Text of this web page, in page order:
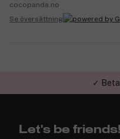
cocopanda.no
Se översättning
✓
Let's be friends!